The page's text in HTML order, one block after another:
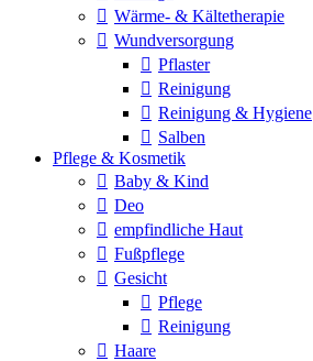
Wärme- & Kältetherapie
Wundversorgung
Pflaster
Reinigung
Reinigung & Hygiene
Salben
Pflege & Kosmetik
Baby & Kind
Deo
empfindliche Haut
Fußpflege
Gesicht
Pflege
Reinigung
Haare